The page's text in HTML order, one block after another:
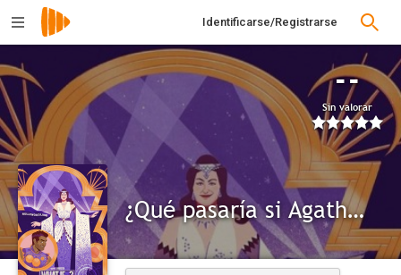
Identificarse/Registrarse
--
Sin valorar
¿Qué pasaría si Agatha fuera a Hollywood?